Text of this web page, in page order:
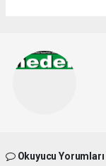
Okuyucu Yorumları